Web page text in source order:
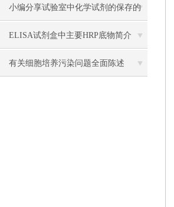
因子β1（TGF-β1） 说明书
小编分享试验室中化学试剂的保存的
方法
ELISA试剂盒中主要HRP底物简介
有关细胞培养污染问题全面陈述